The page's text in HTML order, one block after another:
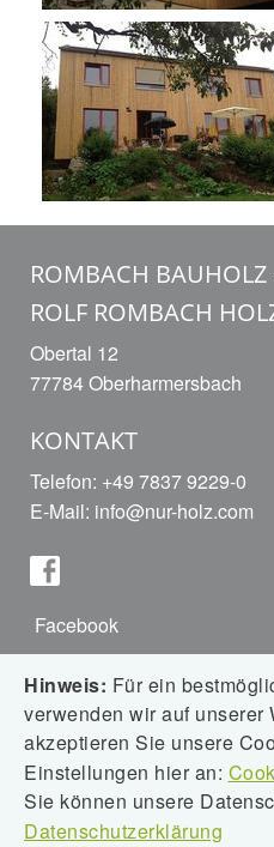
ROMBACH
ROLF ROMBACH
Obertal 12
77784 Oberharmersbach
KONTAKT
Telefon: +49 7837 9229-0
E-Mail: info@nur-holz.com
Facebook
Instagram
Hinweis: Für ein
verwenden wir auf unserer
akzeptieren Sie unsere
Einstellungen hier an:
Sie können unsere
Datenschutzerklärung